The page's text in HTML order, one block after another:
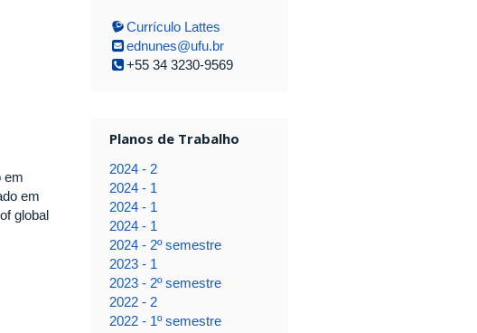
em
em
global
Currículo Lattes
ednunes@ufu.br
+55 34 3230-9569
Planos de Trabalho
2024 - 2
2024 - 1
2024 - 1
2024 - 1
2024 - 2º semestre
2023 - 1
2023 - 2º semestre
2022 - 2
2022 - 1º semestre